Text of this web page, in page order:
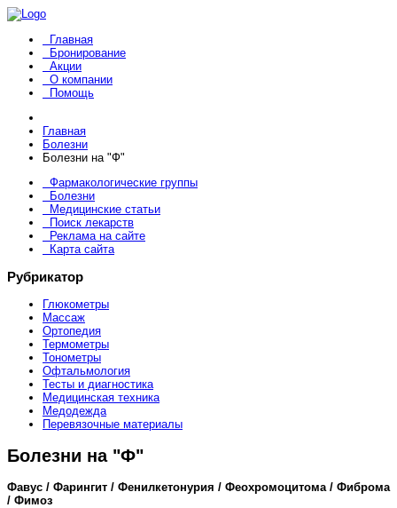
Главная
Бронирование
Акции
О компании
Помощь
Главная
Болезни
Болезни на "Ф"
Фармакологические группы
Болезни
Медицинские статьи
Поиск лекарств
Реклама на сайте
Карта сайта
Рубрикатор
Глюкометры
Массаж
Ортопедия
Термометры
Тонометры
Офтальмология
Тесты и диагностика
Медицинская техника
Медодежда
Перевязочные материалы
Болезни на "Ф"
Фавус / Фарингит / Фенилкетонурия / Феохромоцитома / Фиброма
/ Фимоз